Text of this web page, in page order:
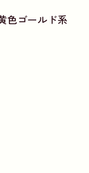
色ゴールド系